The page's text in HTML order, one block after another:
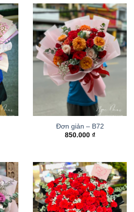
Đơn giản – B72
850.000 ₫